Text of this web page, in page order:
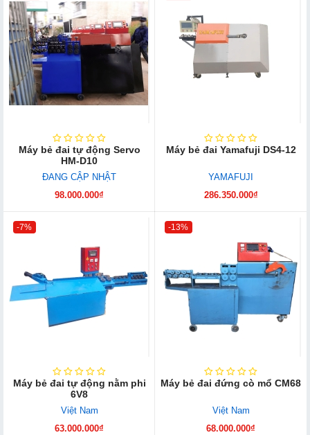
Máy bẻ đai tự động Servo
HM-D10
ĐANG CẬP NHẬT
98.000.000₫
Máy bẻ đai Yamafuji DS4-12
YAMAFUJI
286.350.000₫
-7%
Máy bẻ đai tự động nằm phi
6V8
Việt Nam
63.000.000₫
-13%
Máy bẻ đai đứng cò mổ CM68
Việt Nam
68.000.000₫